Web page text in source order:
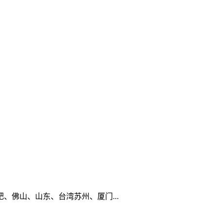
佛山、山东、台湾苏州、厦门...